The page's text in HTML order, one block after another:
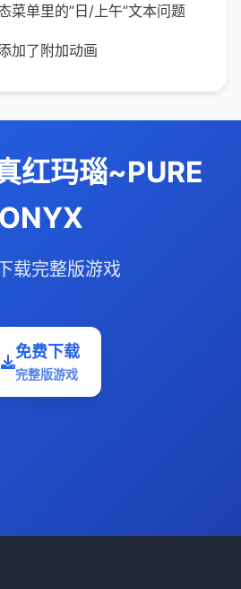
菜单里的”日/上午”文本问题
加了附加动画
红玛瑙~PURE
ONYX
载完整版游戏
免费下载
完整版游戏